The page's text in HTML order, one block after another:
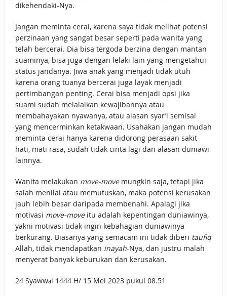
dikehendaki-Nya.
Jangan meminta cerai, karena saya tidak melihat potensi
perzinaan yang sangat besar seperti pada wanita yang
telah bercerai. Dia bisa tergoda berzina dengan mantan
suaminya, bisa juga dengan lelaki lain yang mengetahui
status jandanya. Jiwa anak yang menjadi tidak utuh
karena orang tuanya bercerai juga layak menjadi
pertimbangan penting. Cerai bisa menjadi opsi jika
suami sudah melalaikan kewajibannya atau
membahayakan nyawanya, atau alasan syar’i semisal
yang mencerminkan ketakwaan. Usahakan jangan mudah
meminta cerai hanya karena didorong perasaan sakit
hati, mati rasa, sudah tidak cinta lagi dan alasan duniawi
lainnya.
Wanita melakukan move-movemungkin saja, tetapi jika
salah menilai atau memutuskan, maka potensi kerusakan
jauh lebih besar daripada membenahi. Apalagi jika
motivasi move-moveitu adalah kepentingan duniawinya,
yakni motivasi tidak ingin kebahagian duniawinya
berkurang. Biasanya yang semacam ini tidak diberi taufiq
Allah, tidak mendapatkan inayah-Nya, dan justru malah
menyerat banyak keburukan dan kerusakan.
24 Syawwāl 1444 H/ 15 Mei 2023 pukul 08.51